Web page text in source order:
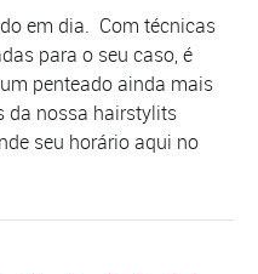
em dia. Com técnicas
para o seu caso, é
penteado ainda mais
da nossa hairstylits
seu horário aqui no